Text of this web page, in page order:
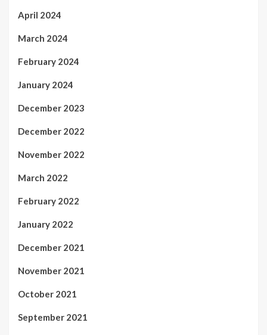
April 2024
March 2024
February 2024
January 2024
December 2023
December 2022
November 2022
March 2022
February 2022
January 2022
December 2021
November 2021
October 2021
September 2021